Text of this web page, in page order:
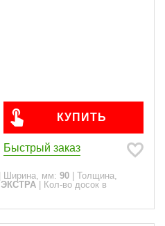
КУПИТЬ
Быстрый заказ
Ширина, мм: 90
Толщина,
ЭКСТРА
Кол-во досок в